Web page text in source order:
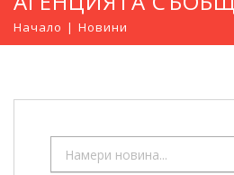
Начало Новини